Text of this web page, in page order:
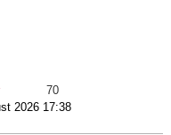
70
2026 17:38